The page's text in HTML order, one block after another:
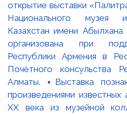
открытие выставки
Национального музея
Казахстан имени
организована при
Республики Армения в
Почётного консульства
Алматы. ▪️Выставка
произведениями известных
XX века из музейной